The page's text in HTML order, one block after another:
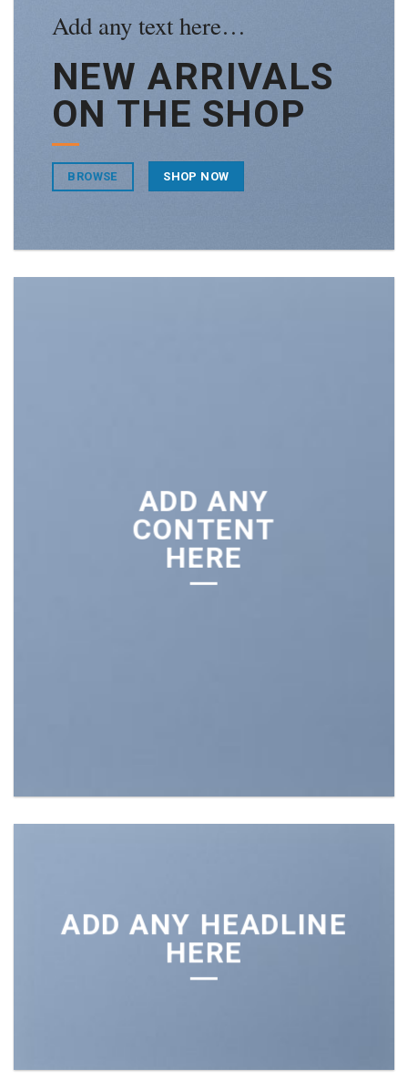
Add any text here…
NEW ARRIVALS
ON THE SHOP
BROWSE SHOP NOW
ADD ANY
CONTENT
HERE
ADD ANY HEADLINE
HERE